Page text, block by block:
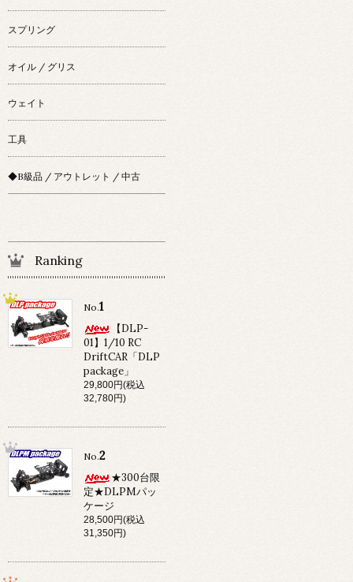
スプリング
オイル / グリス
ウェイト
工具
◆B級品 / アウトレット / 中古
Ranking
No.1
【DLP-
01】1/10 RC
DriftCAR「DLP
package」
29,800円(税込
32,780円)
No.2
★300台限
定★DLPMパッ
ケージ
28,500円(税込
31,350円)